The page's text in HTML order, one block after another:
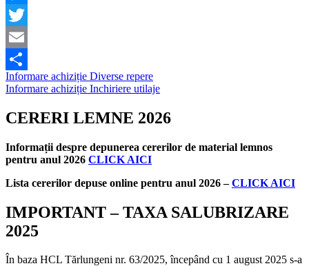
Messenger
Twitter
Email
Partajează
Navigare
în
articole
Informare achiziție Diverse repere
Informare achiziție Inchiriere utilaje
CERERI LEMNE 2026
Informații despre depunerea cererilor de material lemnos
pentru anul 2026 CLICK AICI
Lista cererilor depuse online pentru anul 2026 –CLICK AICI
IMPORTANT – TAXA SALUBRIZARE
2025
În baza HCL Tărlungeni nr. 63/2025, începând cu 1 august 2025 s-a